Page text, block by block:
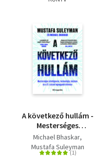
A következő hullám -
Mesterséges
intelligencia,
technológia, hatalom
és a 21. század
Michael Bhaskar
Mustafa Suleyman